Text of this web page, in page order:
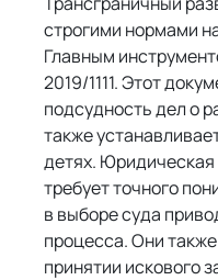
строгими нормами
Главным
2019/1111. Этот
подсудность дел о
также
детях. Юридическая
требует точного
в выборе суда
процесса. Они
принятии искового